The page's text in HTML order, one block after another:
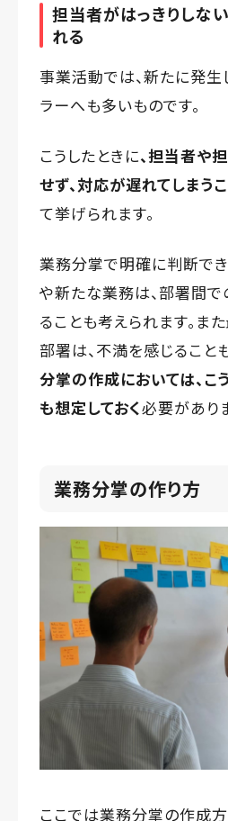
担当者がはっきりしな
れる
事業活動では、新たに発生
ラーへも多いものです。
こうしたときに、担当者や
せず、対応が遅れてしまう
て挙げられます。
業務分掌で明確に判断で
や新たな業務は、部署間
ることも考えられます。ま
部署は、不満を感じること
分掌の作成においては、こ
も想定しておく必要があり
業務分掌の作り方
ここでは業務分掌の作成方